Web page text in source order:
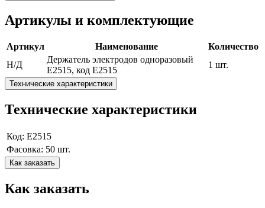
Артикулы и комплектующие
Артикул Наименование
Количество
Н/Д
Держатель электродов одноразовый
E2515, код E2515
1 шт.
Технические характеристики
Технические характеристики
Код: E2515
Фасовка: 50 шт.
Как заказать
Как заказать